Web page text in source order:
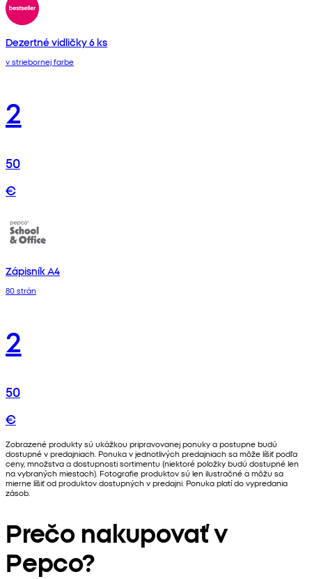
Dezertné vidličky 6 ks
v striebornej farbe
2
50
€
Zápisník A4
80 strán
2
50
€
Zobrazené produkty sú ukážkou pripravovanej ponuky a postupne budú
dostupné v predajniach. Ponuka v jednotlivých predajniach sa môže líšiť podľa
ceny, množstva a dostupnosti sortimentu (niektoré položky budú dostupné len
na vybraných miestach). Fotografie produktov sú len ilustračné a môžu sa
mierne líšiť od produktov dostupných v predajni. Ponuka platí do vypredania
zásob.
Prečo nakupovať v
Pepco?